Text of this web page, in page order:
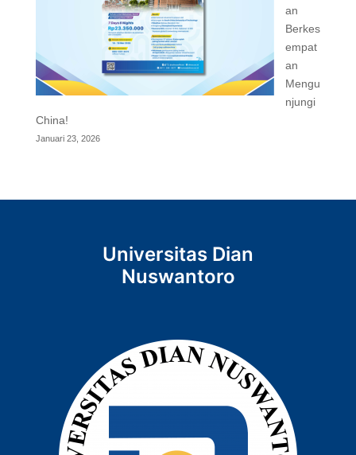
an
Berkes
empat
an
Mengu
njungi
China!
Januari 23, 2026
Universitas Dian
Nuswantoro